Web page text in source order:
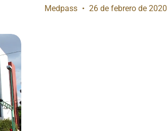
Medpass 26 de febrero de 2020